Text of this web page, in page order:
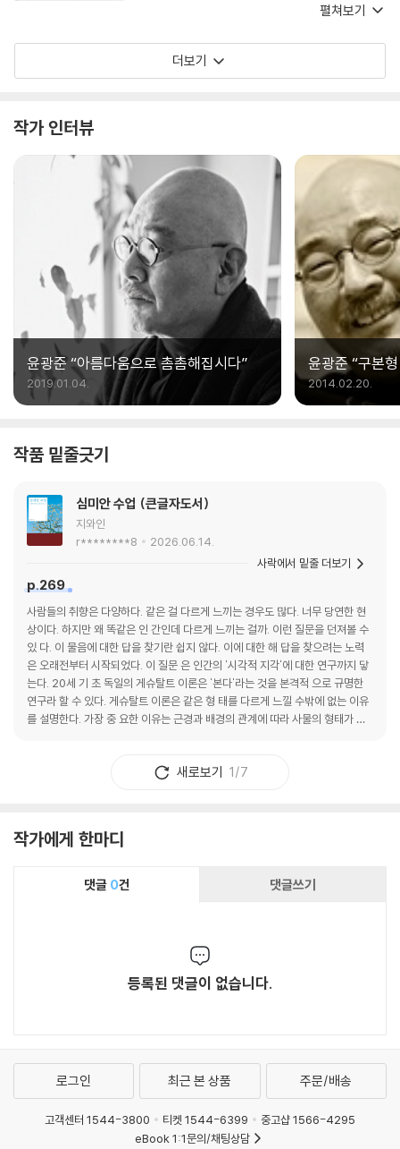
펼쳐보기
더보기
작가 인터뷰
윤광준 “아름다움으로 촘촘해집시다”
2019.01.04.
윤광준 “구본
낭만주의자였
2014.02.20.
작품 밑줄긋기
심미안 수업 (큰글자도서)
지와인
r********8
2026.06.14.
p.269
사람들의 취향은 다양하다. 같은 걸 다르게 느끼는 경우도 많다. 너무 당연한 현
상이다. 하지만 왜 똑같은 인 간인데 다르게 느끼는 걸까. 이런 질문을 던져볼 수
있 다. 이 물음에 대한 답을 찾기란 쉽지 않다. 이에 대한 해 답을 찾으려는 노력
은 오래전부터 시작되었다. 이 질문 은 인간의 '시각적 지각'에 대한 연구까지 닿
는다. 20세 기 초 독일의 게슈탈트 이론은 '본다'라는 것을 본격적 으로 규명한
연구라 할 수 있다. 게슈탈트 이론은 같은 형 태를 다르게 느낄 수밖에 없는 이유
를 설명한다. 가장 중 요한 이유는 근경과 배경의 관계에 따라 사물의 형태가 다
진다. 무엇이 근경이 되고 무엇이 배경이 되느냐에 따라 느낌이 다르다. 즉, 인간
은 아 름다운 것과 아름답지 않은 것을 구분하는 게 아니라, 더나은 아름다움을
느껴 질 수 있다는 사실을 잡지사 사진기자를 하던 시절에 수없 이 느꼈다. 사진
이 사진이 트리밍되는 경우도 많았다. 그렇게 해서 나온 책이 볼품없으면, 결국
사진의 탓이다. 볼만한 사진이 없어서 그렇게 되었다는 것이다. 사진가로서 불만
이 생길 수밖에 없었다. 나중에 주변을 둘러보니 내 경우는 나은 편이었다. 미 술
임할 수밖에 없었다. 지나고 보니 일방적 열세의 관계였기 때문에 오히려 더 많이
보자마자 디자이너의 의도를 알아차릴 만큼 눈 을 끄는 요소가 잘 드러난다. 완벽
한 디자인일수록 수용자 에게 너그럽다. 바꾸어 말하면 공감 능력이 좋은 사람이
사락에서 밑줄 더보기
새로보기 1/7
작가에게 한마디
댓글 0건 댓글쓰기
등록된 댓글이 없습니다.
로그인 최근 본 상품 주문/배송
고객센터 1544-3800 티켓 1544-6399
중고샵 1566-4295
eBook 1:1문의/채팅상담